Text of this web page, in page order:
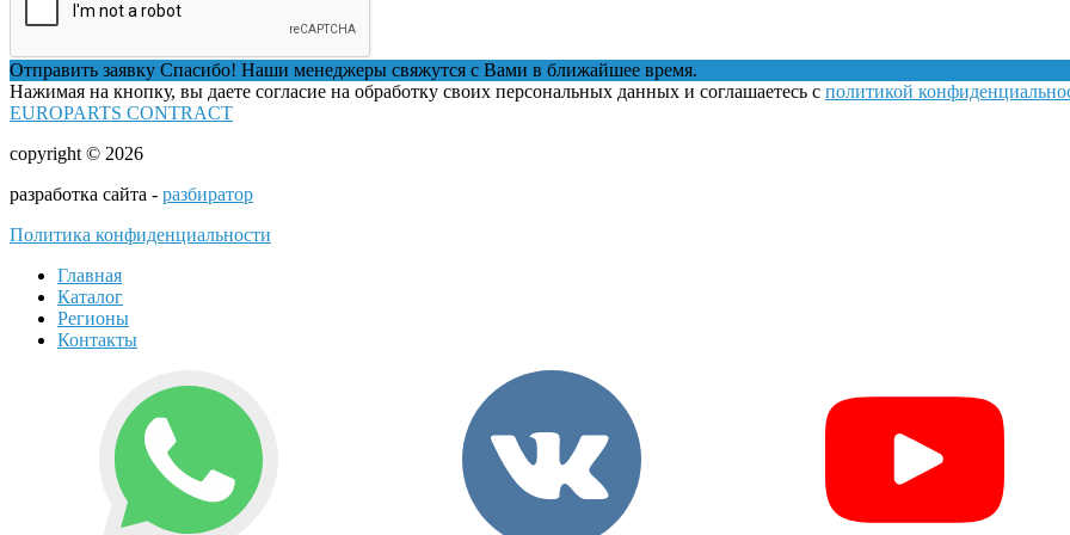
Отправить заявку Спасибо! Наши менеджеры свяжутся с Вами в ближайшее время.
Нажимая на кнопку, вы даете согласие на обработку своих персональных данных и соглашаетесь с политикой
EUROPARTS CONTRACT
copyright © 2026
разработка сайта - разбиратор
Политика конфиденциальности
Главная
Каталог
Регионы
Контакты